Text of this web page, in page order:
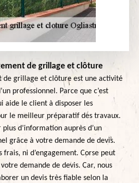
de grillage et clôture
de grillage et clôture est une activité
professionnel. Parce que c’est
aide le client à disposer les
le meilleur préparatif des travaux.
d’information auprès d’un
grâce à votre demande de devis.
frais, ni d’engagement. Corse peut
demande de devis. Car, nous
un devis très fiable selon la